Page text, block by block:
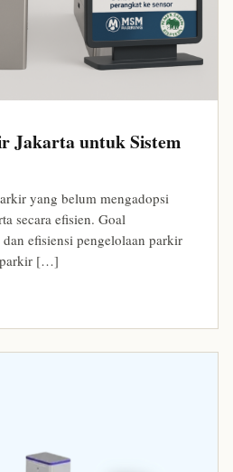
Jakarta untuk Sistem
yang belum mengadopsi
secara efisien. Goal
efisiensi pengelolaan parkir
parkir […]